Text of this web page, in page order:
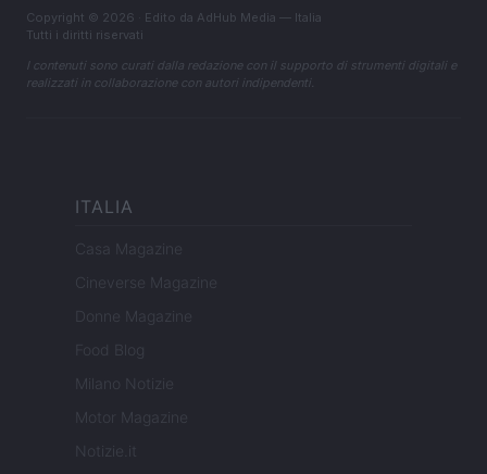
Copyright © 2026 · Edito da AdHub Media — Italia
Tutti i diritti riservati
I contenuti sono curati dalla redazione con il supporto di strumenti digitali e
realizzati in collaborazione con autori indipendenti.
ITALIA
Casa Magazine
Cineverse Magazine
Donne Magazine
Food Blog
Milano Notizie
Motor Magazine
Notizie.it